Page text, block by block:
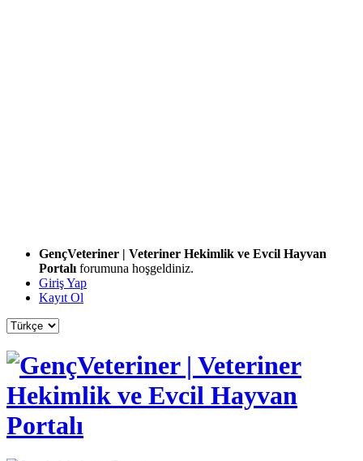
GençVeteriner | Veteriner Hekimlik ve Evcil Hayvan
Portalı forumuna hoşgeldiniz.
Giriş Yap
Kayıt Ol